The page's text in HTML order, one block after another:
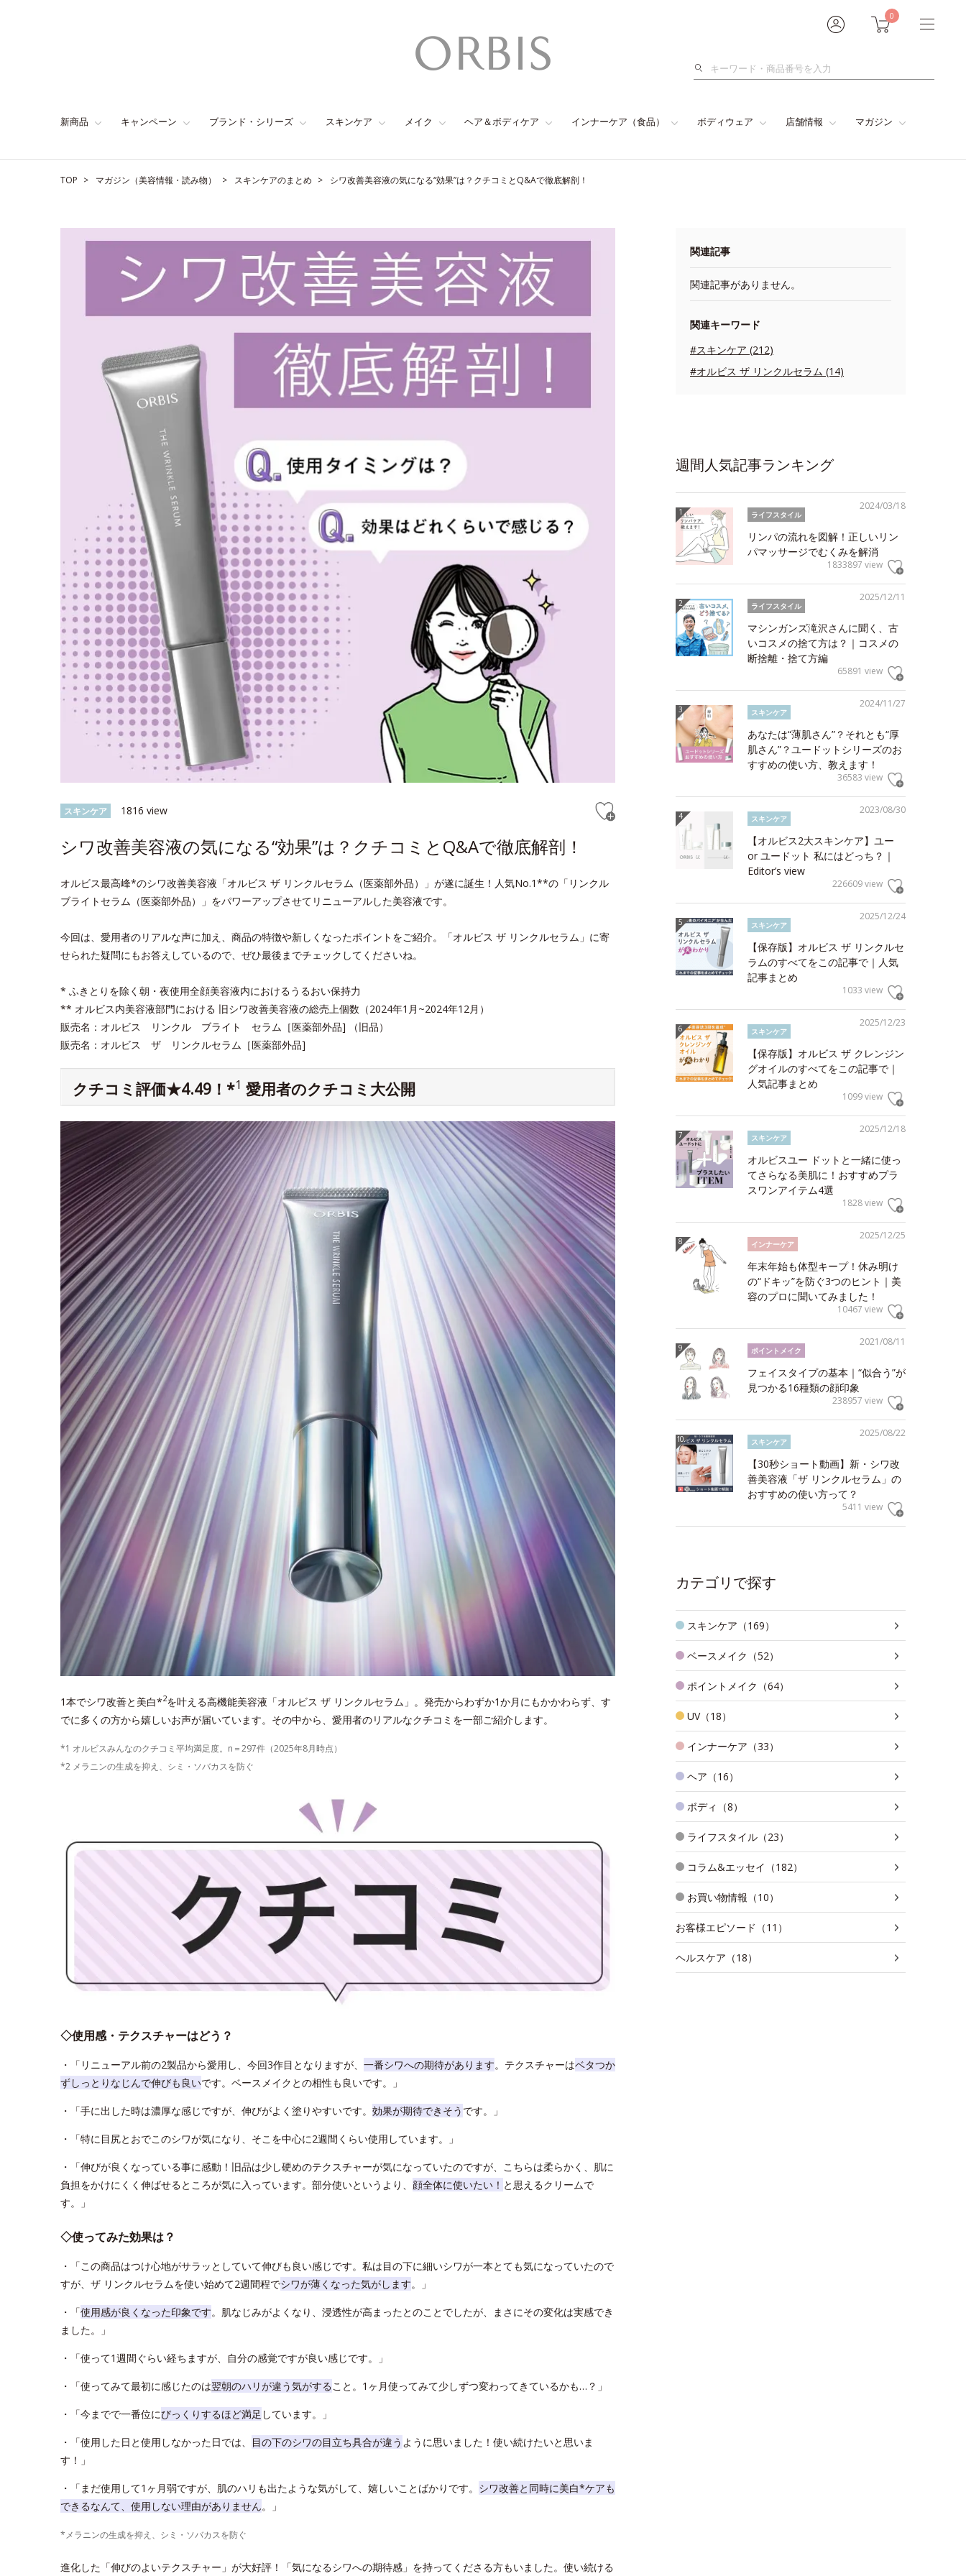
0
検
新商品 キャンペーン ブランド・シリーズ スキンケア メイク ヘア＆ボディケア インナーケア（食品） ボディウェア 店舗情報 マガジン
TOP マガジン（美容情報・読み物） スキンケアのまとめ シワ改善美容液の気になる“効果”は？クチコミとQ&Aで徹底解剖！
スキンケア 1816 view
シワ改善美容液の気になる“効果”は？クチコミとQ&Aで徹底解剖！
オルビス最高峰*のシワ改善美容液「オルビス ザ リンクルセラム（医薬部外品）」が遂に誕生！人気No.1**の「リンクル
ブライトセラム（医薬部外品）」をパワーアップさせてリニューアルした美容液です。
今回は、愛用者のリアルな声に加え、商品の特徴や新しくなったポイントをご紹介。「オルビス ザ リンクルセラム」に寄
せられた疑問にもお答えしているので、ぜひ最後までチェックしてくださいね。
* ふきとりを除く朝・夜使用全顔美容液内におけるうるおい保持力
** オルビス内美容液部門における 旧シワ改善美容液の総売上個数（2024年1月~2024年12月）
販売名：オルビス リンクル ブライト セラム［医薬部外品] （旧品）
販売名：オルビス ザ リンクルセラム［医薬部外品]
クチコミ評価★4.49！*1 愛用者のクチコミ大公開
1本でシワ改善と美白*2を叶える高機能美容液「オルビス ザ リンクルセラム」。発売からわずか1か月にもかかわらず、す
でに多くの方から嬉しいお声が届いています。その中から、愛用者のリアルなクチコミを一部ご紹介します。
*1 オルビスみんなのクチコミ平均満足度。n＝297件（2025年8月時点）
*2 メラニンの生成を抑え、シミ・ソバカスを防ぐ
◇使用感・テクスチャーはどう？
・「リニューアル前の2製品から愛用し、今回3作目となりますが、 一番シワへの期待があります。テクスチャーはベタつか
ずしっとりなじんで伸びも良いです。ベースメイクとの相性も良いです。」
・「手に出した時は濃厚な感じですが、伸びがよく塗りやすいです。 効果が期待できそう です。」
・「特に目尻とおでこのシワが気になり、そこを中心に2週間くらい使用しています。」
・「伸びが良くなっている事に感動！旧品は少し硬めのテクスチャーが気になっていたのですが、こちらは柔らかく、肌に
負担をかけにくく伸ばせるところが気に入っています。部分使いというより、 顔全体に使いたい！ と思えるクリームで
す。」
◇使ってみた効果は？
・「この商品はつけ心地がサラッとしていて伸びも良い感じです。私は目の下に細いシワが一本とても気になっていたので
すが、ザ リンクルセラムを使い始めて2週間程でシワが薄くなった気がします。」
・「使用感が良くなった印象です。肌なじみがよくなり、浸透性が高まったとのことでしたが、まさにその変化は実感でき
ました。」
・「使って1週間ぐらい経ちますが、自分の感覚ですが良い感じです。」
・「使ってみて最初に感じたのは翌朝のハリが違う気がすること。1ヶ月使ってみて少しずつ変わってきているかも…？」
・「今までで一番位にびっくりするほど満足 しています。」
・「使用した日と使用しなかった日では、 目の下のシワの目立ち具合が違う ように思いました！使い続けたいと思いま
す！」
・「まだ使用して1ヶ月弱ですが、肌のハリも出たような気がして、嬉しいことばかりです。 シワ改善と同時に美白*ケアも
できるなんて、使用しない理由がありません。」
*メラニンの生成を抑え、シミ・ソバカスを防ぐ
進化した「伸びのよいテクスチャー」が大好評！「気になるシワへの期待感」を持ってくださる方もいました。使い続ける
関連記事
関連記事がありません。
関連キーワード
#スキンケア (212)
#オルビス ザ リンクルセラム (14)
週間人気記事ランキング
2024/03/18
ライフスタイル
リンパの流れを図解！正しいリン
パマッサージでむくみを解消
1833897 view
2025/12/11
ライフスタイル
マシンガンズ滝沢さんに聞く、古
いコスメの捨て方は？｜コスメの
断捨離・捨て方編
65891 view
2024/11/27
スキンケア
あなたは“薄肌さん”？それとも“厚
肌さん”？ユードットシリーズのお
すすめの使い方、教えます！
36583 view
2023/08/30
スキンケア
【オルビス2大スキンケア】ユー
or ユードット 私にはどっち？｜
Editor’s view
226609 view
2025/12/24
スキンケア
【保存版】オルビス ザ リンクルセ
ラムのすべてをこの記事で｜人気
記事まとめ
1033 view
2025/12/23
スキンケア
【保存版】オルビス ザ クレンジン
グオイルのすべてをこの記事で｜
人気記事まとめ
1099 view
2025/12/18
スキンケア
オルビスユー ドットと一緒に使っ
てさらなる美肌に！おすすめプラ
スワンアイテム4選
1828 view
2025/12/25
インナーケア
年末年始も体型キープ！休み明け
の“ドキッ”を防ぐ3つのヒント｜美
容のプロに聞いてみました！
10467 view
2021/08/11
ポイントメイク
フェイスタイプの基本｜“似合う”が
見つかる16種類の顔印象
238957 view
2025/08/22
スキンケア
【30秒ショート動画】新・シワ改
善美容液「ザ リンクルセラム」の
おすすめの使い方って？
5411 view
カテゴリで探す
スキンケア（169）
ベースメイク（52）
ポイントメイク（64）
UV（18）
インナーケア（33）
ヘア（16）
ボディ（8）
ライフスタイル（23）
コラム&エッセイ（182）
お買い物情報（10）
お客様エピソード（11）
ヘルスケア（18）